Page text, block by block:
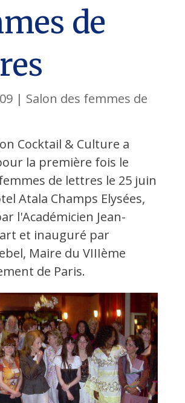
de
| Salon des femmes de
Cocktail & Culture a
la première fois le
de lettres le 25 juin
Atala Champs Elysées,
l'Académicien Jean-
et inauguré par
Maire du VIIIème
de Paris.